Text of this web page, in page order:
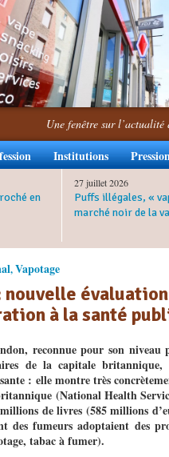
Une fenêtre sur l’actualité
Institutions
en
27 juillet 2026
Puffs illégales, «
marché noir de la
,Vapotage
nouvelle
à la santé
reconnue pour son niveau
de la capitale
: elle montre très
(National Health
de livres (585 millions
des fumeurs adoptaient des
tabac à fumer).